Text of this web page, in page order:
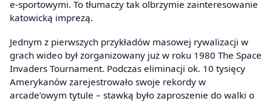
e-sportowymi. To tłumaczy tak olbrzymie zainteresowanie
katowicką imprezą.
Jednym z pierwszych przykładów masowej rywalizacji w
grach wideo był zorganizowany już w roku 1980 The Space
Invaders Tournament. Podczas eliminacji ok. 10 tysięcy
Amerykanów zarejestrowało swoje rekordy w
arcade’owym tytule – stawką było zaproszenie do walki o